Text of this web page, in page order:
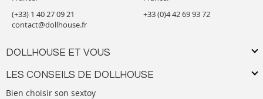
(+33) 1 40 27 09 21
contact@dollhouse.fr
DOLLHOUSE ET VOUS
LES CONSEILS DE DOLLHOUSE
Bien choisir son sextoy
+33 (0)4 42 69 93 72